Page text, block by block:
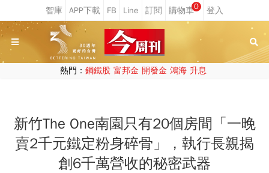
0
熱門： 鋼鐵股 富邦金 開發金 鴻海 升息
新竹The One南園只有20個房間「一晚
賣2千元鐵定粉身碎骨」，執行長親揭
創6千萬營收的秘密武器